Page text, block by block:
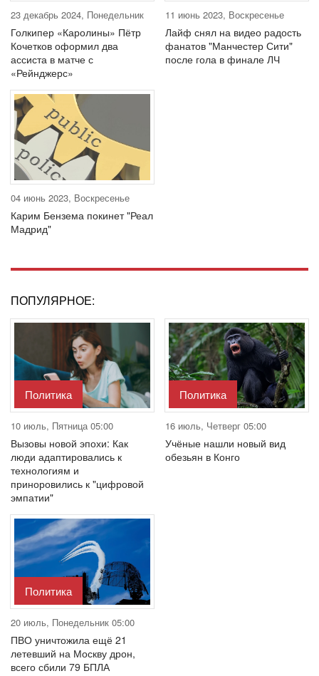
23 декабрь 2024, Понедельник
Голкипер «Каролины» Пётр
Кочетков оформил два
ассиста в матче с
«Рейнджерс»
11 июнь 2023, Воскресенье
Лайф снял на видео радость
фанатов "Манчестер Сити"
после гола в финале ЛЧ
04 июнь 2023, Воскресенье
Карим Бензема покинет "Реал
Мадрид"
ПОПУЛЯРНОЕ:
Политика
10 июль, Пятница 05:00
Вызовы новой эпохи: Как
люди адаптировались к
технологиям и
приноровились к "цифровой
эмпатии"
Политика
16 июль, Четверг 05:00
Учёные нашли новый вид
обезьян в Конго
Политика
20 июль, Понедельник 05:00
ПВО уничтожила ещё 21
летевший на Москву дрон,
всего сбили 79 БПЛА